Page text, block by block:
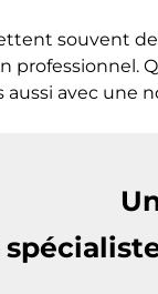
souvent
aussi avec une